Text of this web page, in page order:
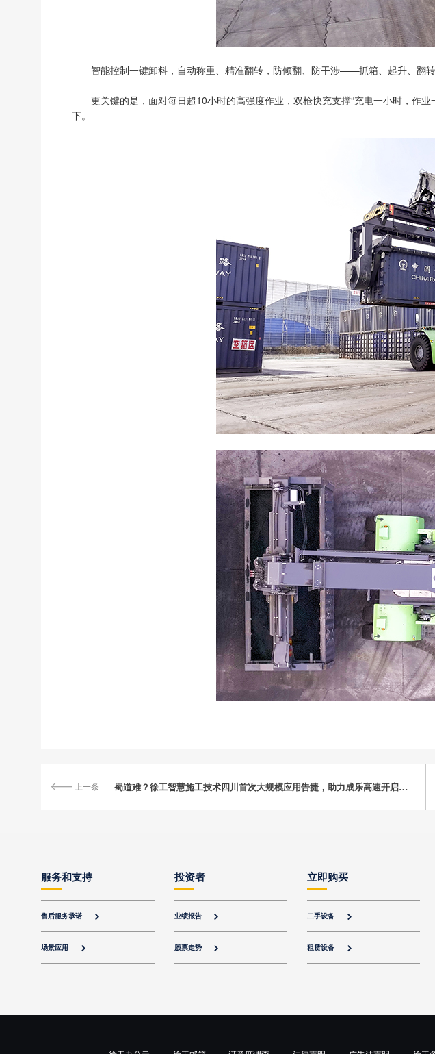
智能控制一键卸料，自动称重、精准翻转，防倾翻、防干涉——抓箱、起升、翻
更关键的是，面对每日超10小时的高强度作业，双枪快充支撑“充电一小时，
下。
上一条 蜀道难？徐工智慧施工技术四川首次大规模应用告捷，助力成乐高速开启通车“倒计时”
服务和支持
售后服务承诺 
场景应用 
投资者
业绩报告 
股票走势 
立即购买
二手设备 
租赁设备 